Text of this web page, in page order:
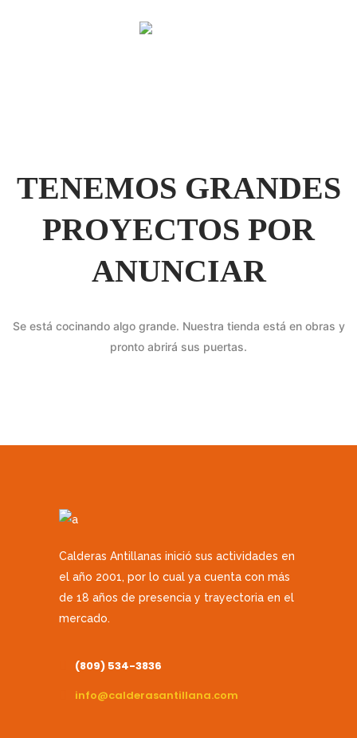
TENEMOS GRANDES
PROYECTOS POR
ANUNCIAR
Se está cocinando algo grande. Nuestra tienda está en obras y
pronto abrirá sus puertas.
Calderas Antillanas inició sus actividades en
el año 2001, por lo cual ya cuenta con más
de 18 años de presencia y trayectoria en el
mercado.
(809) 534-3836
info@calderasantillana.com